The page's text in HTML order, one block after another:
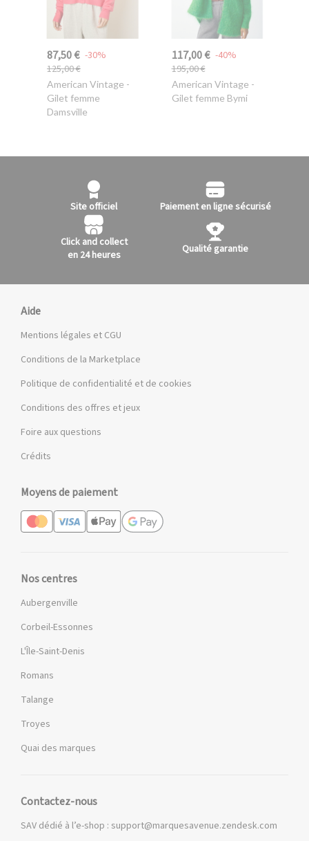
87,50 €
125,00 €
-30%
American Vintage -
Gilet femme
Damsville
117,00 €
195,00 €
-40%
American Vintage -
Gilet femme Bymi
Site officiel Paiement en ligne sécurisé
Click and collect
en 24 heures
Qualité garantie
Aide
Mentions légales et CGU
Conditions de la Marketplace
Politique de confidentialité et de cookies
Conditions des offres et jeux
Foire aux questions
Crédits
Moyens de paiement
Nos centres
Aubergenville
Corbeil-Essonnes
L'Île-Saint-Denis
Romans
Talange
Troyes
Quai des marques
Contactez-nous
SAV dédié à l’e-shop : support@marquesavenue.zendesk.com